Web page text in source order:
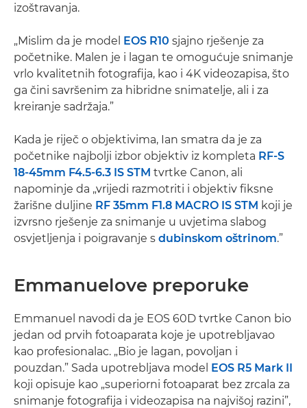
izoštravanja.
„Mislim da je model EOS R10 sjajno rješenje za
početnike. Malen je i lagan te omogućuje snimanje
vrlo kvalitetnih fotografija, kao i 4K videozapisa, što
ga čini savršenim za hibridne snimatelje, ali i za
kreiranje sadržaja.”
Kada je riječ o objektivima, Ian smatra da je za
početnike najbolji izbor objektiv iz kompleta RF-S
18-45mm F4.5-6.3 IS STM tvrtke Canon, ali
napominje da „vrijedi razmotriti i objektiv fiksne
žarišne duljine RF 35mm F1.8 MACRO IS STM koji je
izvrsno rješenje za snimanje u uvjetima slabog
osvjetljenja i poigravanje s dubinskom oštrinom.”
Emmanuelove preporuke
Emmanuel navodi da je EOS 60D tvrtke Canon bio
jedan od prvih fotoaparata koje je upotrebljavao
kao profesionalac. „Bio je lagan, povoljan i
pouzdan.” Sada upotrebljava model EOS R5 Mark II
koji opisuje kao „superiorni fotoaparat bez zrcala za
snimanje fotografija i videozapisa na najvišoj razini”,